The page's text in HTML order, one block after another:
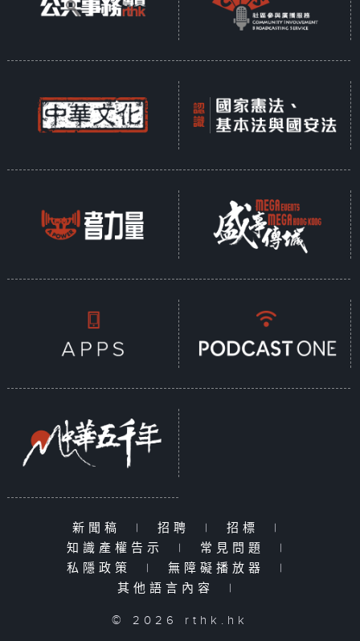
新聞稿 | 招聘 | 招標
|
知識產權告示
| 常見問題
|
私隱政策
| 無障礙播放器
|
其他語言內容
|
© 2026 rthk.hk